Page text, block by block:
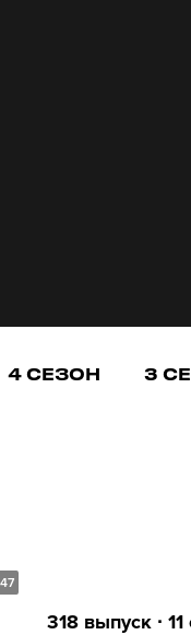
4 СЕЗОН 3
318 выпуск ∙ 11